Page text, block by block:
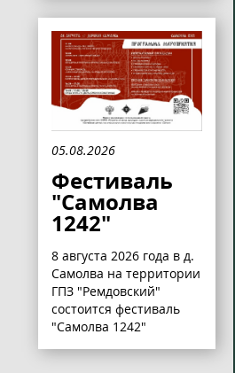
05.08.2026
Фестиваль
"Самолва
1242"
8 августа 2026 года в д.
Самолва на территории
ГПЗ "Ремдовский"
состоится фестиваль
"Самолва 1242"